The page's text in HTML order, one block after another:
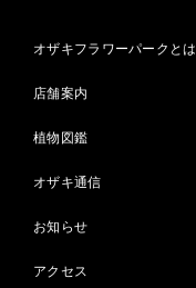
オザキフラワーパークとは
店舗案内
植物図鑑
オザキ通信
お知らせ
アクセス